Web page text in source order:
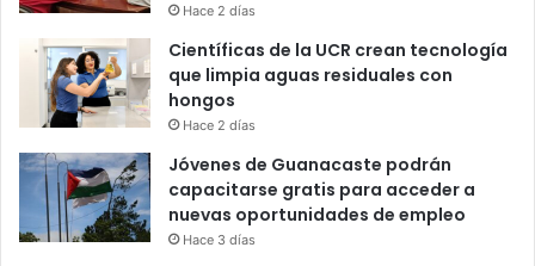
Hace 2 días
Científicas de la UCR crean tecnología
que limpia aguas residuales con
hongos
Hace 2 días
Jóvenes de Guanacaste podrán
capacitarse gratis para acceder a
nuevas oportunidades de empleo
Hace 3 días